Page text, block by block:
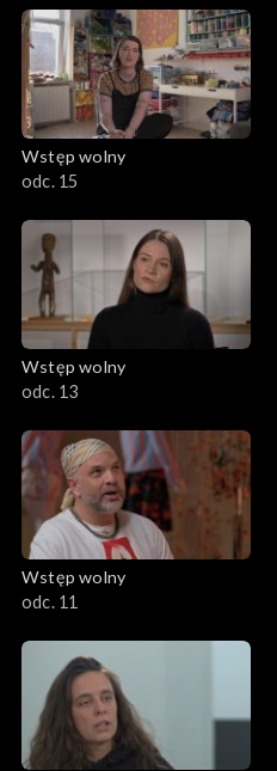
Wstęp wolny
odc. 15
Wstęp wolny
odc. 13
Wstęp wolny
odc. 11